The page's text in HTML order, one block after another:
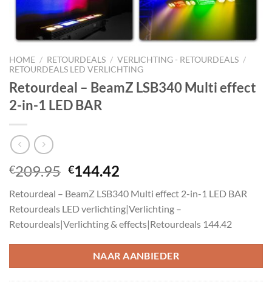
HOME / RETOURDEALS / VERLICHTING - RETOURDEALS /
RETOURDEALS LED VERLICHTING
Retourdeal – BeamZ LSB340 Multi effect
2-in-1 LED BAR
€209.95 Oorspronkelijke
was:
€209.95.
€144.42
is:
€144.42.
Retourdeal – BeamZ LSB340 Multi effect 2-in-1 LED BAR
Retourdeals LED verlichting|Verlichting –
Retourdeals|Verlichting & effects|Retourdeals 144.42
NAAR AANBIEDER